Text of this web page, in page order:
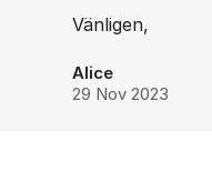
Vänligen,
Alice
29 Nov 2023